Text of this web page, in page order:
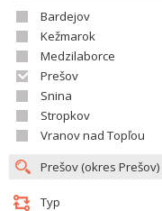
Bardejov
Kežmarok
Medzilaborce
Prešov
Snina
Stropkov
Vranov nad Topľou
Typ